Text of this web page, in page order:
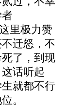
里极力赞
迁怒，不
了，到现
话听起
就都不行
。